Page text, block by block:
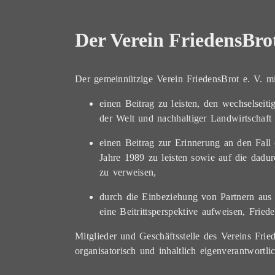
Der Verein
Der gemeinnützige Verein FriedensBrot e. V.
einen Beitrag zu leisten, den
der Welt und nachhaltiger Landwirtschaft
einen Beitrag zur Erinnerung an den
Jahre 1989 zu leisten sowie auf die
zu verweisen,
durch die Einbeziehung von Partnern
eine Beitrittsperspektive aufweisen,
Mitglieder und Geschäftsstelle des Vereins
organisatorisch und inhaltlich